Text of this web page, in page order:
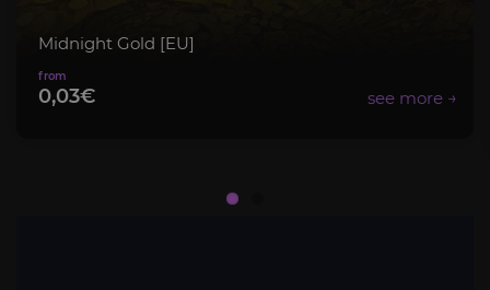
Midnight Gold [EU]
0,03€